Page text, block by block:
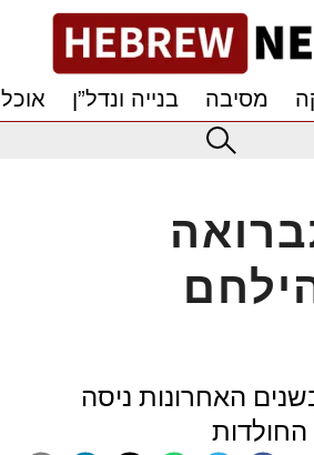
מסיבה בנייה ונדל”ן
אוכל
האחרונות ניסה